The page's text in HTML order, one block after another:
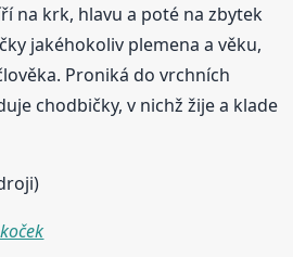
na krk, hlavu a poté na zbytek
jakéhokoliv plemena a věku,
Proniká do vrchních
chodbičky, v nichž žije a klade